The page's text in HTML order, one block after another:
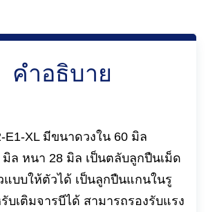
คำอธิบาย
E1-XL มีขนาดวงใน 60 มิล
มิล หนา 28 มิล เป็นตลับลูกปืนเม็ด
แบบให้ตัวได้ เป็นลูกปืนแกนในรู
บเติมจารบีได้ สามารถรองรับแรง